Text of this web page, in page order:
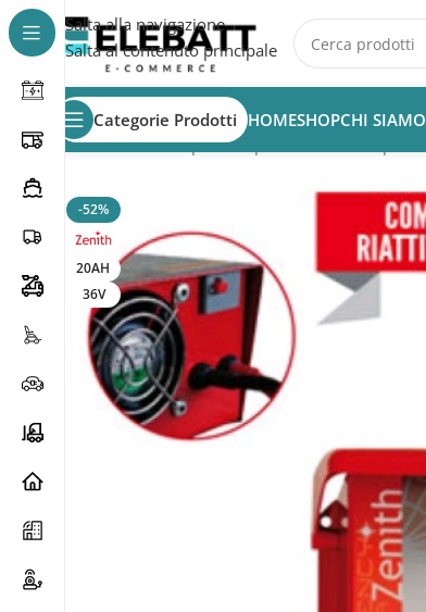
Salta alla navigazione
Salta al contenuto principale
Categorie Prodotti HOMESHOPCHI SIAMO
Home/Batterie per Camper
-52%
20AH
36V